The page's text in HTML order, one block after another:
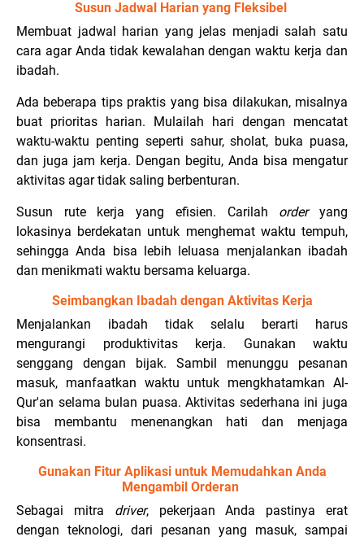
Susun Jadwal Harian yang Fleksibel
Membuat jadwal harian yang jelas menjadi salah satu
cara agar Anda tidak kewalahan dengan waktu kerja dan
ibadah.
Ada beberapa tips praktis yang bisa dilakukan, misalnya
buat prioritas harian. Mulailah hari dengan mencatat
waktu-waktu penting seperti sahur, sholat, buka puasa,
dan juga jam kerja. Dengan begitu, Anda bisa mengatur
aktivitas agar tidak saling berbenturan.
Susun rute kerja yang efisien. Carilah orderyang
lokasinya berdekatan untuk menghemat waktu tempuh,
sehingga Anda bisa lebih leluasa menjalankan ibadah
dan menikmati waktu bersama keluarga.
Seimbangkan Ibadah dengan Aktivitas Kerja
Menjalankan ibadah tidak selalu berarti harus
mengurangi produktivitas kerja. Gunakan waktu
senggang dengan bijak. Sambil menunggu pesanan
masuk, manfaatkan waktu untuk mengkhatamkan Al-
Qur'an selama bulan puasa. Aktivitas sederhana ini juga
bisa membantu menenangkan hati dan menjaga
konsentrasi.
Gunakan Fitur Aplikasi untuk Memudahkan Anda
Mengambil Orderan
Sebagai mitra driver, pekerjaan Anda pastinya erat
dengan teknologi, dari pesanan yang masuk, sampai